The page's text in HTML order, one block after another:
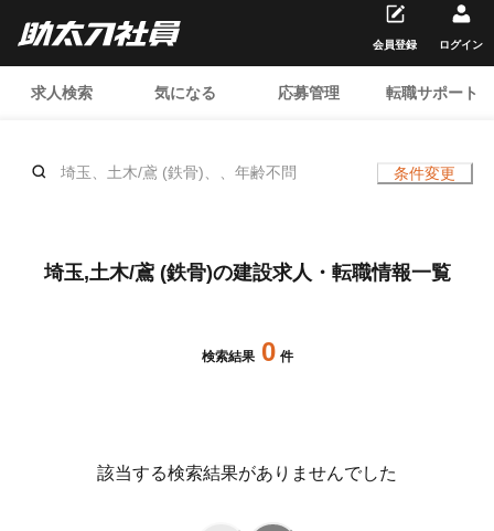
求人検索 気になる 応募管理 転職サポート
会員登録 ログイン
埼玉、土木/鳶 (鉄骨)、、年齢不問 条件変更
埼玉,土木/鳶 (鉄骨)の建設求人・転職情報一覧
検索結果 0 件
該当する検索結果がありませんでした